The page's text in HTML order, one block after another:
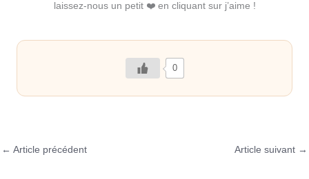
laissez-nous un petit ❤️ en cliquant sur j’aime !
0
← Article précédent Article suivant →